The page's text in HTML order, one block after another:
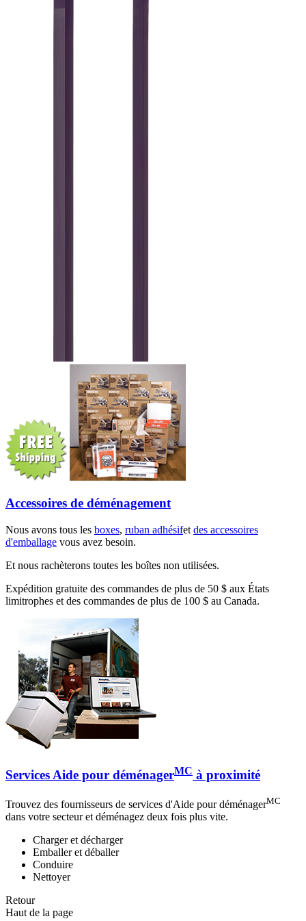
Accessoires de déménagement
Nous avons tous les boxes, ruban adhésifet des accessoires
d'emballage vous avez besoin.
Et nous rachèterons toutes les boîtes non utilisées.
Expédition gratuite des commandes de plus de 50 $ aux États
limitrophes et des commandes de plus de 100 $ au Canada.
Services Aide pour déménagerMC à proximité
Trouvez des fournisseurs de services d'Aide pour déménagerMC
dans votre secteur et déménagez deux fois plus vite.
Charger et décharger
Emballer et déballer
Conduire
Nettoyer
Retour
Haut de la page